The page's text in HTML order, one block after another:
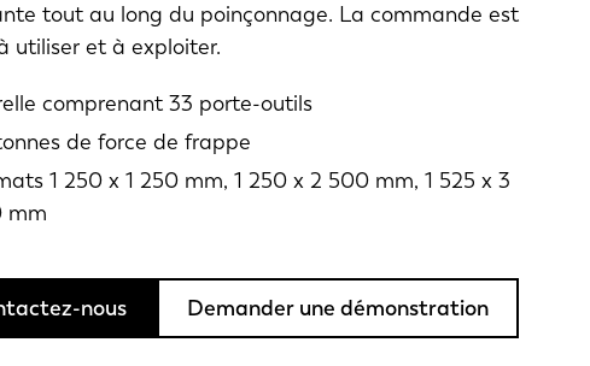
tout au long du poinçonnage. La commande est
utiliser et à exploiter.
comprenant 33 porte-outils
de force de frappe
1 250 x 1 250 mm, 1 250 x 2 500 mm, 1 525 x 3
mm
nous Demander une démonstration